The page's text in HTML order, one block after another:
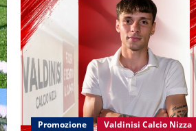
Promozione Valdinisi Calcio Nizza